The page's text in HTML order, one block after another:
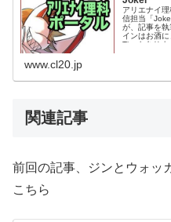
アリエナイ
信担当「
が、記事を執
インはお酒
Tipsもありま
www.cl20.jp
関連記事
前回の記事、ジンとウォッ
こちら